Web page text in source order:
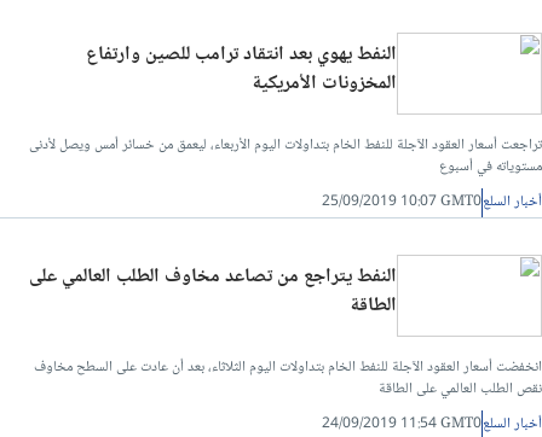
النفط يهوي بعد انتقاد ترامب للصين وارتفاع
المخزونات الأمريكية
تراجعت أسعار العقود الآجلة للنفط الخام بتداولات اليوم الأربعاء، ليعمق من خسائر أمس ويصل لأدنى
مستوياته في أسبوع
أخبار السلع25/09/2019 10:07 GMT0
النفط يتراجع من تصاعد مخاوف الطلب العالمي على
الطاقة
انخفضت أسعار العقود الآجلة للنفط الخام بتداولات اليوم الثلاثاء، بعد أن عادت على السطح مخاوف
نقص الطلب العالمي على الطاقة
أخبار السلع24/09/2019 11:54 GMT0